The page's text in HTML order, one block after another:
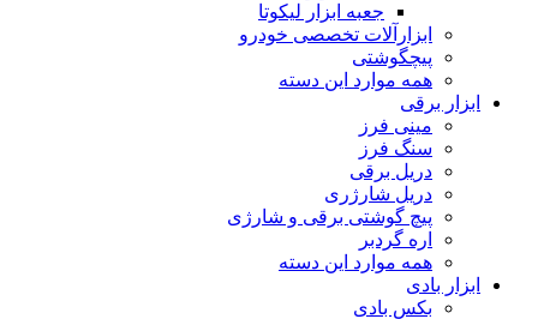
جعبه ابزار لیکوتا
ابزارآلات تخصصی خودرو
پیچگوشتی
همه موارد این دسته
ابزار برقی
مینی فرز
سنگ فرز
دریل برقی
دریل شارژری
پیچ گوشتی برقی و شارژی
اره گردبر
همه موارد این دسته
ابزار بادی
بکس بادی